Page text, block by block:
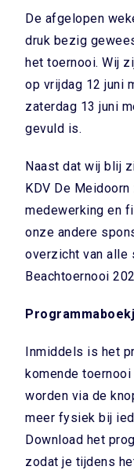
De afgelopen
druk bezig
het toernooi. Wij
op vrijdag 12 juni
zaterdag 13 juni
gevuld is.
Naast dat wij blij
KDV De
medewerking en
onze andere
overzicht van alle
Beachtoernooi
Inmiddels is het
komende
worden via de
meer fysiek bij
Download het
zodat je tijdens